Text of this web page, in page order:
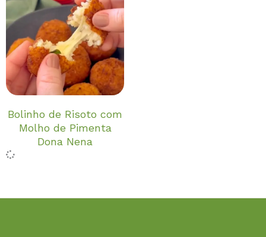
Bolinho de Risoto com
Molho de Pimenta
Dona Nena